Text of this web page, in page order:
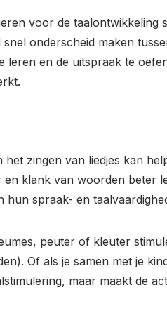
voor de
onderscheid maken
leren en de uitspraak te
het zingen van liedjes kan
klank van woorden beter
hun spraak- en
peuter of kleuter
Of als je samen met je
maar maakt de